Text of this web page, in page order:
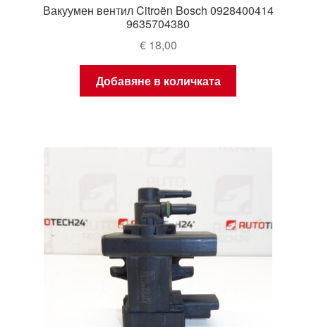
Вакуумен вентил Citroën Bosch 0928400414
9635704380
€18,00
Добавяне в количката